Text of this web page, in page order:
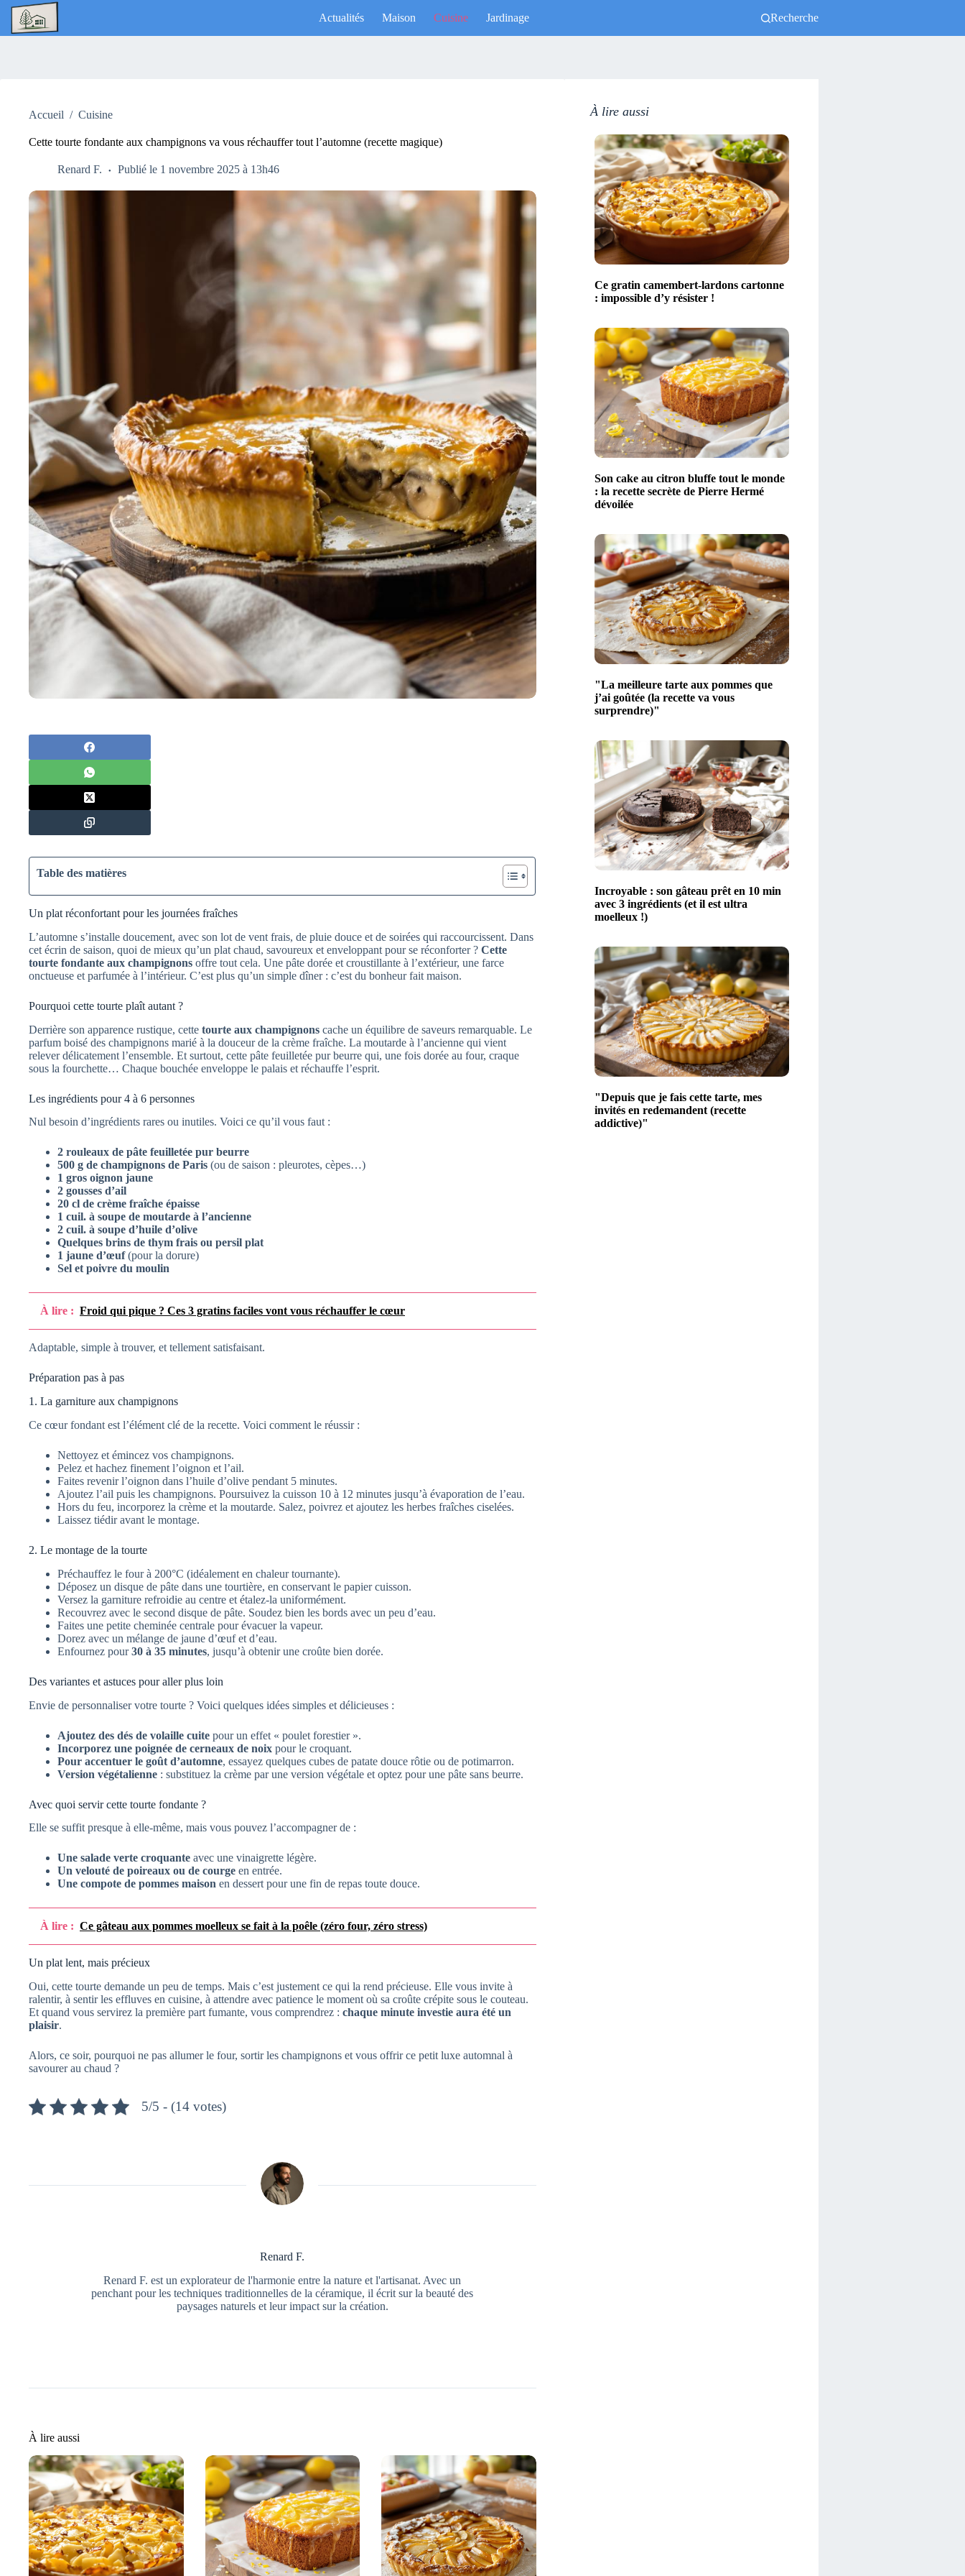
Passer
contenu
Actualités Maison Cuisine Jardinage Recherche
Accueil / Cuisine
Cette tourte fondante aux champignons va vous réchauffer tout l’automne (recette magique)
Renard F. Publié le 1 novembre 2025 à 13h46
Table des matières
Un plat réconfortant pour les journées fraîches
L’automne s’installe doucement, avec son lot de vent frais, de pluie douce et de soirées qui raccourcissent. Dans
cet écrin de saison, quoi de mieux qu’un plat chaud, savoureux et enveloppant pour se réconforter ? Cette
tourte fondante aux champignons offre tout cela. Une pâte dorée et croustillante à l’extérieur, une farce
onctueuse et parfumée à l’intérieur. C’est plus qu’un simple dîner : c’est du bonheur fait maison.
Pourquoi cette tourte plaît autant ?
Derrière son apparence rustique, cette tourte aux champignons cache un équilibre de saveurs remarquable. Le
parfum boisé des champignons marié à la douceur de la crème fraîche. La moutarde à l’ancienne qui vient
relever délicatement l’ensemble. Et surtout, cette pâte feuilletée pur beurre qui, une fois dorée au four, craque
sous la fourchette… Chaque bouchée enveloppe le palais et réchauffe l’esprit.
Les ingrédients pour 4 à 6 personnes
Nul besoin d’ingrédients rares ou inutiles. Voici ce qu’il vous faut :
2 rouleaux de pâte feuilletée pur beurre
500 g de champignons de Paris (ou de saison : pleurotes, cèpes…)
1 gros oignon jaune
2 gousses d’ail
20 cl de crème fraîche épaisse
1 cuil. à soupe de moutarde à l’ancienne
2 cuil. à soupe d’huile d’olive
Quelques brins de thym frais ou persil plat
1 jaune d’œuf(pour la dorure)
Sel et poivre du moulin
À lire : Froid qui pique ? Ces 3 gratins faciles vont vous réchauffer le cœur
Adaptable, simple à trouver, et tellement satisfaisant.
Préparation pas à pas
1. La garniture aux champignons
Ce cœur fondant est l’élément clé de la recette. Voici comment le réussir :
Nettoyez et émincez vos champignons.
Pelez et hachez finement l’oignon et l’ail.
Faites revenir l’oignon dans l’huile d’olive pendant 5 minutes.
Ajoutez l’ail puis les champignons. Poursuivez la cuisson 10 à 12 minutes jusqu’à évaporation de l’eau.
Hors du feu, incorporez la crème et la moutarde. Salez, poivrez et ajoutez les herbes fraîches ciselées.
Laissez tiédir avant le montage.
2. Le montage de la tourte
Préchauffez le four à 200°C (idéalement en chaleur tournante).
Déposez un disque de pâte dans une tourtière, en conservant le papier cuisson.
Versez la garniture refroidie au centre et étalez-la uniformément.
Recouvrez avec le second disque de pâte. Soudez bien les bords avec un peu d’eau.
Faites une petite cheminée centrale pour évacuer la vapeur.
Dorez avec un mélange de jaune d’œuf et d’eau.
Enfournez pour30 à 35 minutes, jusqu’à obtenir une croûte bien dorée.
Des variantes et astuces pour aller plus loin
Envie de personnaliser votre tourte ? Voici quelques idées simples et délicieuses :
Ajoutez des dés de volaille cuite pour un effet « poulet forestier ».
Incorporez une poignée de cerneaux de noix pour le croquant.
Pour accentuer le goût d’automne, essayez quelques cubes de patate douce rôtie ou de potimarron.
Version végétalienne : substituez la crème par une version végétale et optez pour une pâte sans beurre.
Avec quoi servir cette tourte fondante ?
Elle se suffit presque à elle-même, mais vous pouvez l’accompagner de :
Une salade verte croquante avec une vinaigrette légère.
Un velouté de poireaux ou de courge en entrée.
Une compote de pommes maison en dessert pour une fin de repas toute douce.
À lire : Ce gâteau aux pommes moelleux se fait à la poêle (zéro four, zéro stress)
Un plat lent, mais précieux
Oui, cette tourte demande un peu de temps. Mais c’est justement ce qui la rend précieuse. Elle vous invite à
ralentir, à sentir les effluves en cuisine, à attendre avec patience le moment où sa croûte crépite sous le couteau.
Et quand vous servirez la première part fumante, vous comprendrez : chaque minute investie aura été un
plaisir.
Alors, ce soir, pourquoi ne pas allumer le four, sortir les champignons et vous offrir ce petit luxe automnal à
savourer au chaud ?
5/5 - (14 votes)
Renard F.
Renard F. est un explorateur de l'harmonie entre la nature et l'artisanat. Avec un
penchant pour les techniques traditionnelles de la céramique, il écrit sur la beauté des
paysages naturels et leur impact sur la création.
À lire aussi
À lire aussi
Ce gratin camembert-lardons cartonne
: impossible d’y résister !
Son cake au citron bluffe tout le monde
: la recette secrète de Pierre Hermé
dévoilée
"La meilleure tarte aux pommes que
j’ai goûtée (la recette va vous
surprendre)"
Incroyable : son gâteau prêt en 10 min
avec 3 ingrédients (et il est ultra
moelleux !)
"Depuis que je fais cette tarte, mes
invités en redemandent (recette
addictive)"